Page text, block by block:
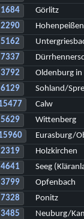
1684
Görlitz
2290
5162
7337
3792
Oldenburg in
6129
Sohland/
Calw
5629
Wittenberg
Eurasburg/
2319
Holzkirchen
4641
Seeg
3799
Opfenbach
7328
Ponitz
3485
Neuburg/